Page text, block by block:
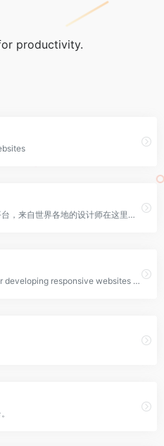
productivity.
Adobe旗下的设计师交流平台，来自世界各地的设计师在这里分享自己的作品。
overflowClip_2">A tool for developing responsive websites crazy-fast